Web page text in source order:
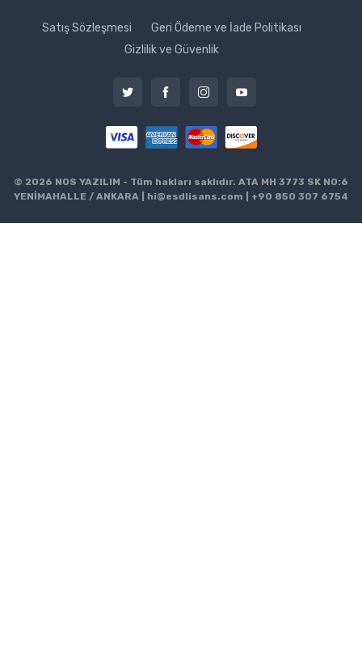
Satış Sözleşmesi
Geri Ödeme ve İade Politikası
Gizlilik ve Güvenlik
© 2026 NOS YAZILIM - Tüm hakları saklıdır. ATA MH 3773 SK NO:6
YENİMAHALLE / ANKARA | hi@esdlisans.com +90 850 307 6754